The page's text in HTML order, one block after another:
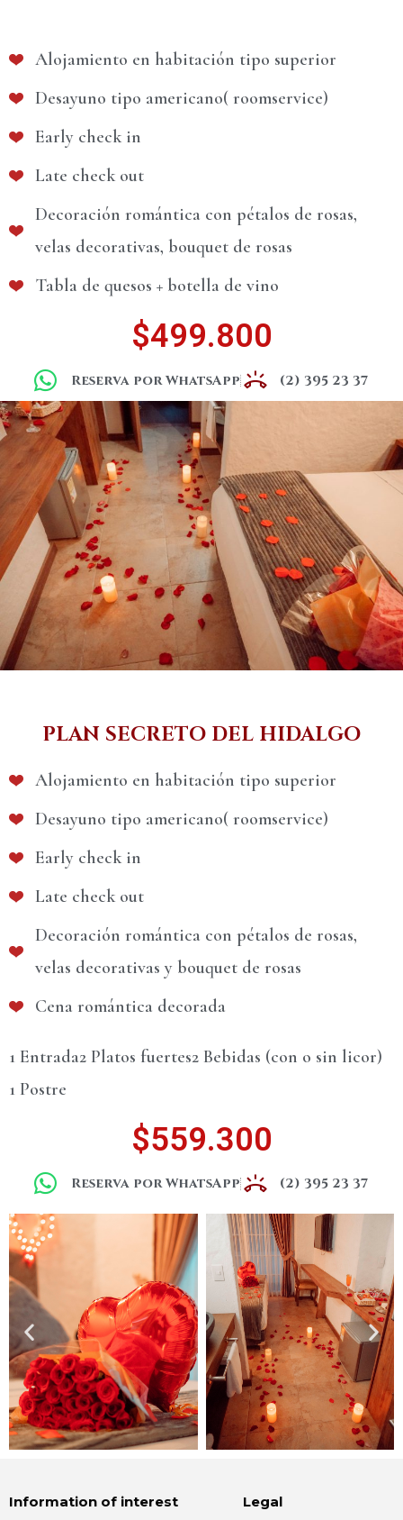
Alojamiento en habitación tipo superior
Desayuno tipo americano( roomservice)
Early check in
Late check out
Decoración romántica con pétalos de rosas,
velas decorativas, bouquet de rosas
Tabla de quesos + botella de vino
$499.800
Reserva por WhatsApp (2) 395 23 37
PLAN SECRETO DEL HIDALGO
Alojamiento en habitación tipo superior
Desayuno tipo americano( roomservice)
Early check in
Late check out
Decoración romántica con pétalos de rosas,
velas decorativas y bouquet de rosas
Cena romántica decorada
1 Entrada2 Platos fuertes2 Bebidas (con o sin licor)
1 Postre
$559.300
Reserva por WhatsApp (2) 395 23 37
Information of interest Legal